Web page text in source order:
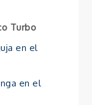
Turbo
en el
en el